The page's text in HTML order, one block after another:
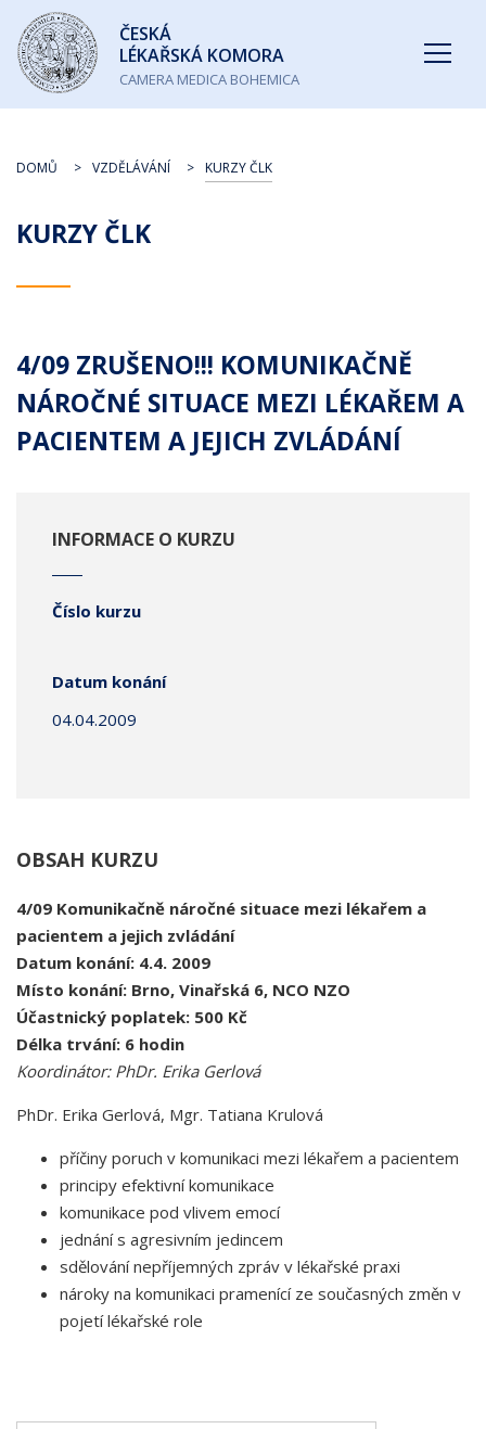
Česká
lékařská
komora
ČESKÁ
LÉKAŘSKÁ KOMORA
CAMERA MEDICA BOHEMICA
KURZY ČLK
DOMŮ VZDĚLÁVÁNÍ KURZY ČLK
4/09 ZRUŠENO!!! KOMUNIKAČNĚ
NÁROČNÉ SITUACE MEZI LÉKAŘEM A
PACIENTEM A JEJICH ZVLÁDÁNÍ
INFORMACE O KURZU
Číslo kurzu
Datum konání
04.04.2009
OBSAH KURZU
4/09 Komunikačně náročné situace mezi lékařem a
pacientem a jejich zvládání
Datum konání: 4.4. 2009
Místo konání: Brno, Vinařská 6, NCO NZO
Účastnický poplatek: 500 Kč
Délka trvání: 6 hodin
Koordinátor: PhDr. Erika Gerlová
PhDr. Erika Gerlová, Mgr. Tatiana Krulová
příčiny poruch v komunikaci mezi lékařem a pacientem
principy efektivní komunikace
komunikace pod vlivem emocí
jednání s agresivním jedincem
sdělování nepříjemných zpráv v lékařské praxi
nároky na komunikaci pramenící ze současných změn v
pojetí lékařské role